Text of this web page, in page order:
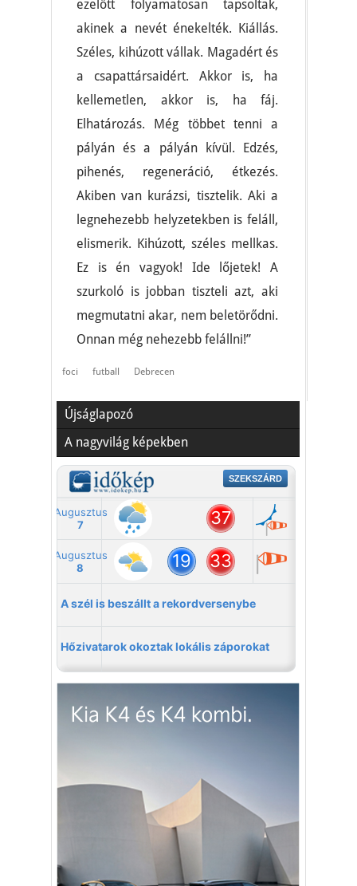
ezelőtt folyamatosan tapsoltak,
akinek a nevét énekelték. Kiállás.
Széles, kihúzott vállak. Magadért és
a csapattársaidért. Akkor is, ha
kellemetlen, akkor is, ha fáj.
Elhatározás. Még többet tenni a
pályán és a pályán kívül. Edzés,
pihenés, regeneráció, étkezés.
Akiben van kurázsi, tisztelik. Aki a
legnehezebb helyzetekben is feláll,
elismerik. Kihúzott, széles mellkas.
Ez is én vagyok! Ide lőjetek! A
szurkoló is jobban tiszteli azt, aki
megmutatni akar, nem beletörődni.
Onnan még nehezebb felállni!”
foci futball Debrecen
Újságlapozó
A nagyvilág képekben